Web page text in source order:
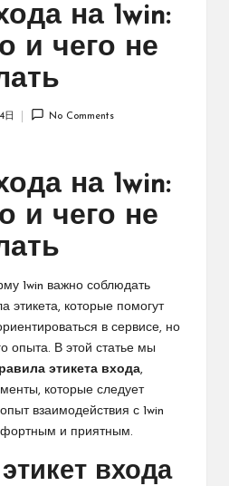
на 1win:
и чего не
日 No Comments
на 1win:
и чего не
1win важно соблюдать
этикета, которые помогут
в сервисе, но
опыта. В этой статье мы
этикета входа
которые следует
взаимодействия с 1win
и приятным.
входа